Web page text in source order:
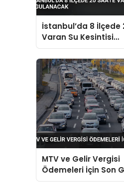
İstanbul’da 8 İlçede
Varan Su Kesintisi
Uygulanacak
MTV ve Gelir Vergisi
Ödemeleri İçin Son